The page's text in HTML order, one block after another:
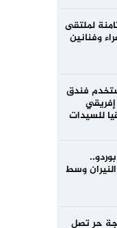
لملتقى
وفنانين
فندق
للسيدات
وسط
حر تصل